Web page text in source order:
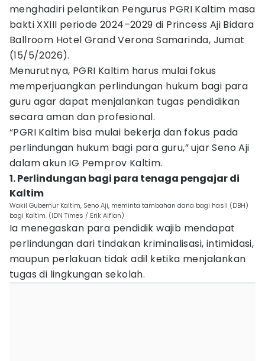
menghadiri pelantikan Pengurus PGRI Kaltim masa
bakti XXIII periode 2024–2029 di Princess Aji Bidara
Ballroom Hotel Grand Verona Samarinda, Jumat
(15/5/2026).
Menurutnya, PGRI Kaltim harus mulai fokus
memperjuangkan perlindungan hukum bagi para
guru agar dapat menjalankan tugas pendidikan
secara aman dan profesional.
“PGRI Kaltim bisa mulai bekerja dan fokus pada
perlindungan hukum bagi para guru,” ujar Seno Aji
dalam akun IG Pemprov Kaltim.
1. Perlindungan bagi para tenaga pengajar di
Kaltim
Wakil Gubernur Kaltim, Seno Aji, meminta tambahan dana bagi hasil (DBH)
bagi Kaltim. (IDN Times / Erik Alfian)
Ia menegaskan para pendidik wajib mendapat
perlindungan dari tindakan kriminalisasi, intimidasi,
maupun perlakuan tidak adil ketika menjalankan
tugas di lingkungan sekolah.